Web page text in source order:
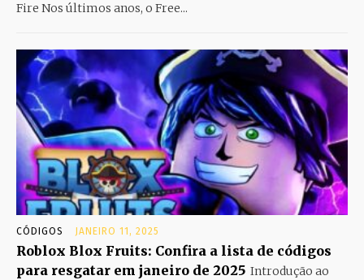
Fire Nos últimos anos, o Free...
CÓDIGOS JANEIRO 11, 2025
Roblox Blox Fruits: Confira a lista de códigos
para resgatar em janeiro de 2025 Introdução ao